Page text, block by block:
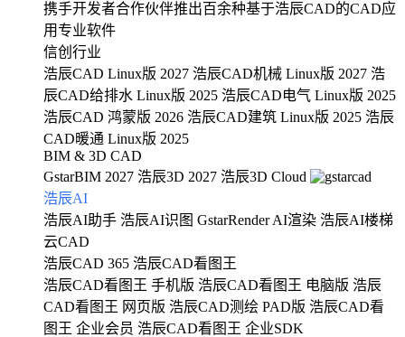
携手开发者合作伙伴推出百余种基于浩辰CAD的CAD应
用专业软件
信创行业
浩辰CAD Linux版 2027 浩辰CAD机械 Linux版 2027 浩
辰CAD给排水 Linux版 2025 浩辰CAD电气 Linux版 2025
浩辰CAD 鸿蒙版 2026 浩辰CAD建筑 Linux版 2025 浩辰
CAD暖通 Linux版 2025
BIM & 3D CAD
GstarBIM 2027 浩辰3D 2027 浩辰3D Cloud
浩辰AI
浩辰AI助手 浩辰AI识图 GstarRender AI渲染 浩辰AI楼梯
云CAD
浩辰CAD 365 浩辰CAD看图王
浩辰CAD看图王 手机版 浩辰CAD看图王 电脑版 浩辰
CAD看图王 网页版 浩辰CAD测绘 PAD版 浩辰CAD看
图王 企业会员 浩辰CAD看图王 企业SDK